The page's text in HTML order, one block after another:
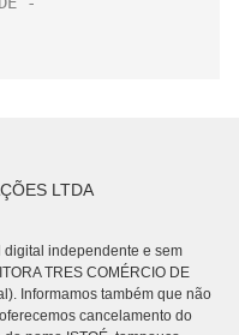
LTDA
digital independente e sem
TRES COMÉRCIO DE
Informamos também que não
cancelamento do